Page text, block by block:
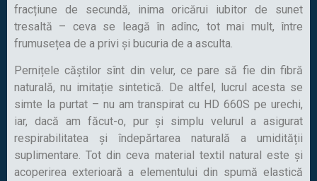
fracțiune de secundă, inima oricărui iubitor de sunet
tresaltă – ceva se leagă în adînc, tot mai mult, între
frumusețea de a privi și bucuria de a asculta.
Pernițele căștilor sînt din velur, ce pare să fie din fibră
naturală, nu imitație sintetică. De altfel, lucrul acesta se
simte la purtat – nu am transpirat cu HD 660S pe urechi,
iar, dacă am făcut-o, pur și simplu velurul a asigurat
respirabilitatea și îndepărtarea naturală a umidității
suplimentare. Tot din ceva material textil natural este și
acoperirea exterioară a elementului din spumă elastică